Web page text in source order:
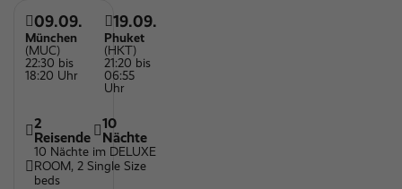
09.09.
München
(MUC)
22:30 bis
18:20 Uhr
19.09.
Phuket
(HKT)
21:20 bis
06:55
Uhr
2
Reisende
10
Nächte
10 Nächte im DELUXE
ROOM, 2 Single Size
beds